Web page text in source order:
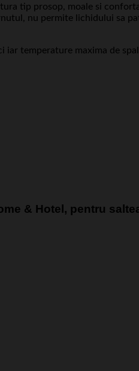
tip prosop, moale si
nu permite lichidului sa
temperature maxima de
& Hotel, pentru